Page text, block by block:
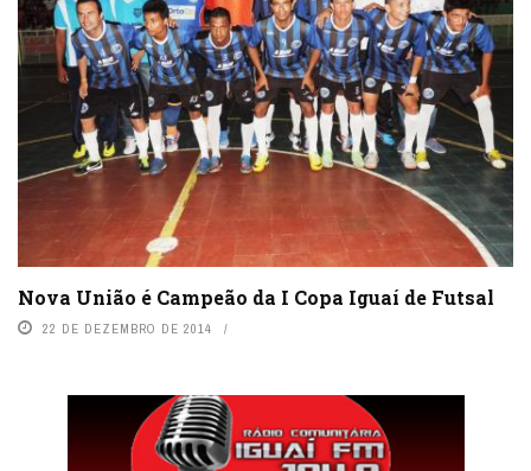
Nova União é Campeão da I Copa Iguaí de Futsal
22 DE DEZEMBRO DE 2014